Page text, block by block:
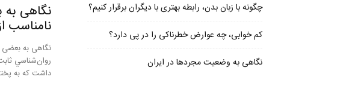
نگاهی
نامناسب
نگاهی به بعضی
روان‌شناسي
داشت كه به
چگونه با زبان بدن، رابطه بهتری با دیگران برقرار کنیم؟
کم خوابی، چه عوارض خطرناکی را در پی دارد؟
نگاهی به وضعیت مجردها در ایران